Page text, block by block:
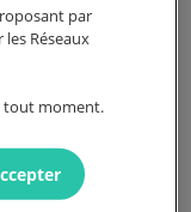
par
Réseaux
tout moment.